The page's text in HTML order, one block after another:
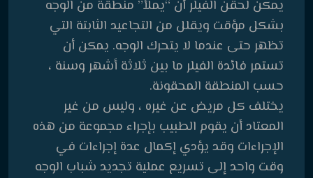
يمكن لحقن الفيلر أن “يملأ” منطقة من الوجه
بشكل مؤقت ويقلل من التجاعيد الثابتة التي
تظهر حتى عندما لا يتحرك الوجه. يمكن أن
تستمر فائدة الفيلر ما بين ثلاثة أشهر وسنة ،
حسب المنطقة المحقونة.
يختلف كل مريض عن غيره ، وليس من غير
المعتاد أن يقوم الطبيب بإجراء مجموعة من هذه
الإجراءات وقد يؤدي إكمال عدة إجراءات في
وقت واحد إلى تسريع عملية تجديد شباب الوجه